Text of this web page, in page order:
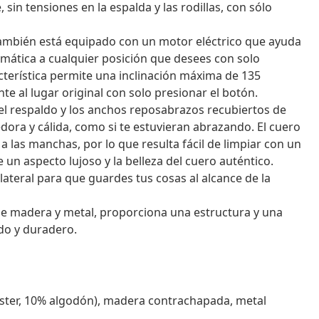
tensiones en la espalda y las rodillas, con sólo
está equipado con un motor eléctrico que ayuda
a cualquier posición que desees con solo
permite una inclinación máxima de 135
al lugar original con solo presionar el botón.
respaldo y los anchos reposabrazos recubiertos de
y cálida, como si te estuvieran abrazando. El cuero
manchas, por lo que resulta fácil de limpiar con un
aspecto lujoso y la belleza del cuero auténtico.
para que guardes tus cosas al alcance de la
madera y metal, proporciona una estructura y una
y duradero.
10% algodón), madera contrachapada, metal